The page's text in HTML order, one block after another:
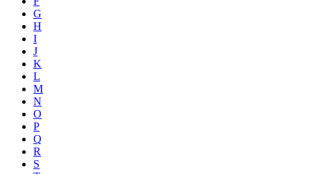
G
H
I
J
K
L
M
N
O
P
Q
R
S